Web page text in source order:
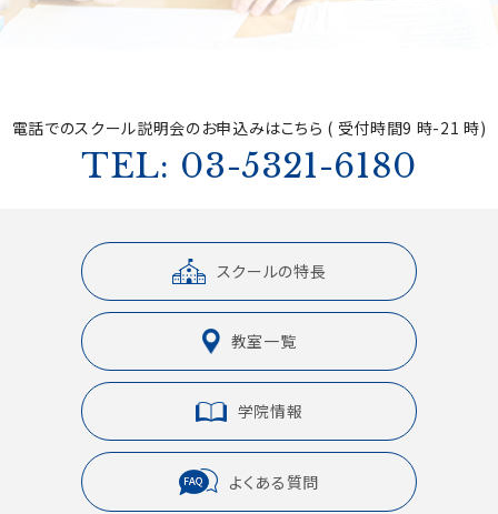
電話でのスクール説明会のお申込みはこちら ( 受付時間9 時-21 時)
TEL: 03-5321-6180
スクールの特長
教室一覧
学院情報
よくある質問